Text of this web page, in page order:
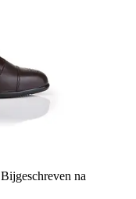
Bijgeschreven na